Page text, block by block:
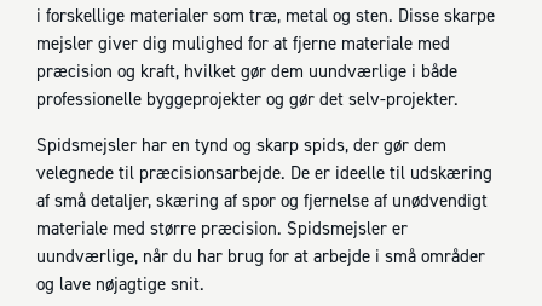
i forskellige materialer som træ, metal og sten. Disse skarpe
mejsler giver dig mulighed for at fjerne materiale med
præcision og kraft, hvilket gør dem uundværlige i både
professionelle byggeprojekter og gør det selv-projekter.
Spidsmejsler har en tynd og skarp spids, der gør dem
velegnede til præcisionsarbejde. De er ideelle til udskæring
af små detaljer, skæring af spor og fjernelse af unødvendigt
materiale med større præcision. Spidsmejsler er
uundværlige, når du har brug for at arbejde i små områder
og lave nøjagtige snit.